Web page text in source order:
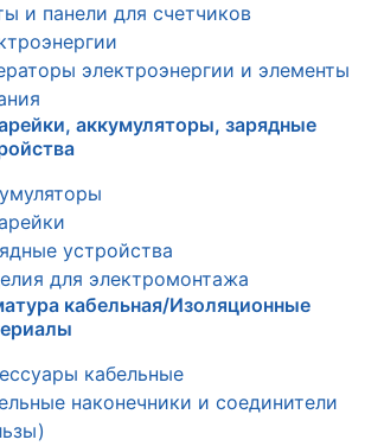
и панели для счетчиков
электроэнергии и элементы
аккумуляторы, зарядные
устройства
для электромонтажа
кабельная/Изоляционные
кабельные
наконечники и соединители